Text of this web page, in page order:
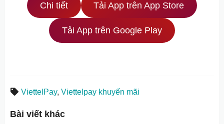
Chi tiết Tải App trên App Store
Tải App trên Google Play
ViettelPay,Viettelpay khuyến mãi
Bài viết khác